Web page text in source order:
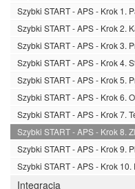
Szybki START - APS - Krok 1.
Szybki START - APS - Krok 2.
Szybki START - APS - Krok 3.
Szybki START - APS - Krok 4.
Szybki START - APS - Krok 5.
Szybki START - APS - Krok 6.
Szybki START - APS - Krok 7.
Szybki START - APS - Krok 8.
Szybki START - APS - Krok 9.
Szybki START - APS - Krok
Integracja